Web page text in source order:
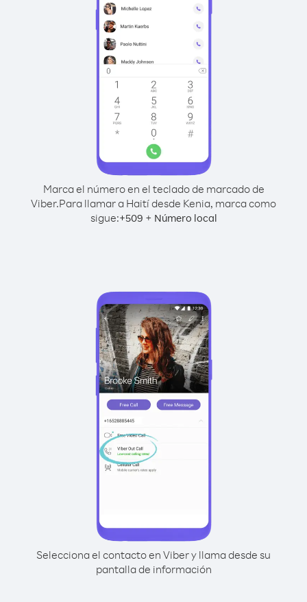
Marca el número en el teclado de marcado de
Viber.Para llamar a Haití desde Kenia, marca como
sigue:+509 + Número local
Selecciona el contacto en Viber y llama desde su
pantalla de información